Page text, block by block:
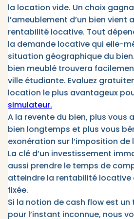
la location vide. Un choix
l’ameublement d’un bien vient
rentabilité locative. Tout
la demande locative qui elle-
situation géographique du
bien meublé trouvera
ville étudiante. Evaluez
location le plus avantageux
simulateur.
A la revente du bien, plus vous
bien longtemps et plus vous
exonération sur l’imposition de
La clé d’un investissement
aussi prendre le temps de
atteindre la rentabilité locative
fixée.
Si la notion de cash flow est un
pour l’instant inconnue, nous